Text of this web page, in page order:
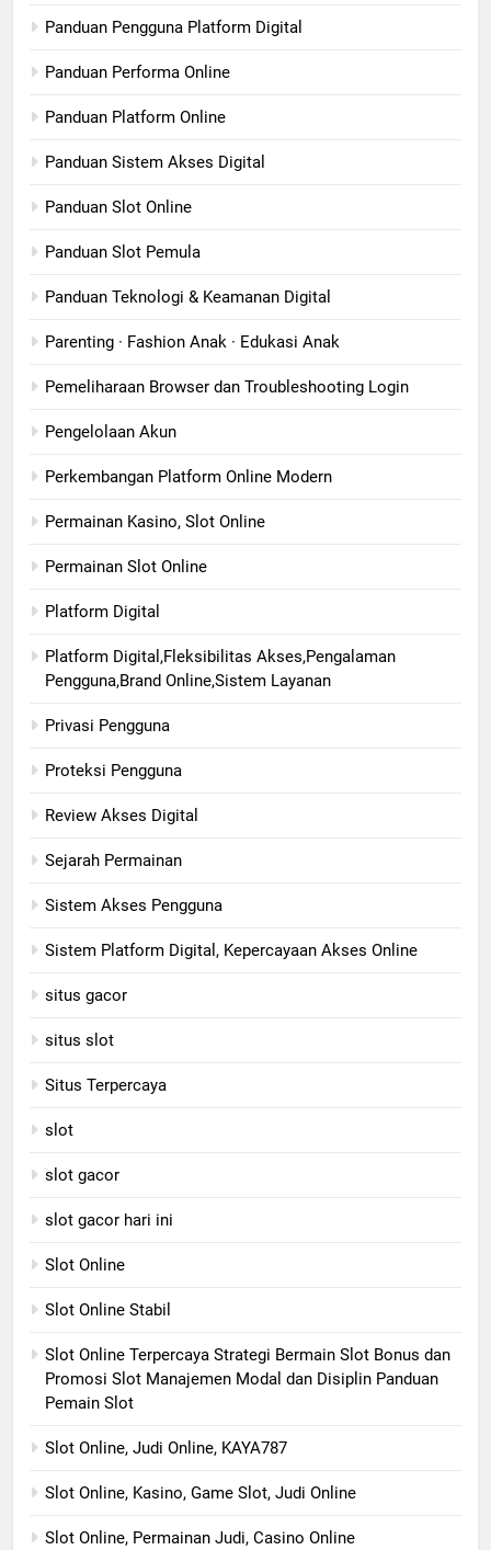
Panduan Pengguna Platform Digital
Panduan Performa Online
Panduan Platform Online
Panduan Sistem Akses Digital
Panduan Slot Online
Panduan Slot Pemula
Panduan Teknologi & Keamanan Digital
Parenting · Fashion Anak · Edukasi Anak
Pemeliharaan Browser dan Troubleshooting Login
Pengelolaan Akun
Perkembangan Platform Online Modern
Permainan Kasino, Slot Online
Permainan Slot Online
Platform Digital
Platform Digital,Fleksibilitas Akses,Pengalaman
Pengguna,Brand Online,Sistem Layanan
Privasi Pengguna
Proteksi Pengguna
Review Akses Digital
Sejarah Permainan
Sistem Akses Pengguna
Sistem Platform Digital, Kepercayaan Akses Online
situs gacor
situs slot
Situs Terpercaya
slot
slot gacor
slot gacor hari ini
Slot Online
Slot Online Stabil
Slot Online Terpercaya Strategi Bermain Slot Bonus dan
Promosi Slot Manajemen Modal dan Disiplin Panduan
Pemain Slot
Slot Online, Judi Online, KAYA787
Slot Online, Kasino, Game Slot, Judi Online
Slot Online, Permainan Judi, Casino Online